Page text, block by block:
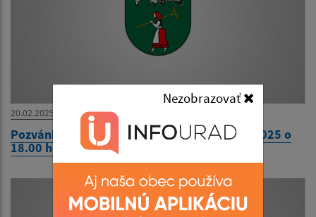
Nezobrazovať
20.02.2025
Pozvánka na 13. zasadnutie OcZ dňa 25.02.2025 o
18.00 hod.